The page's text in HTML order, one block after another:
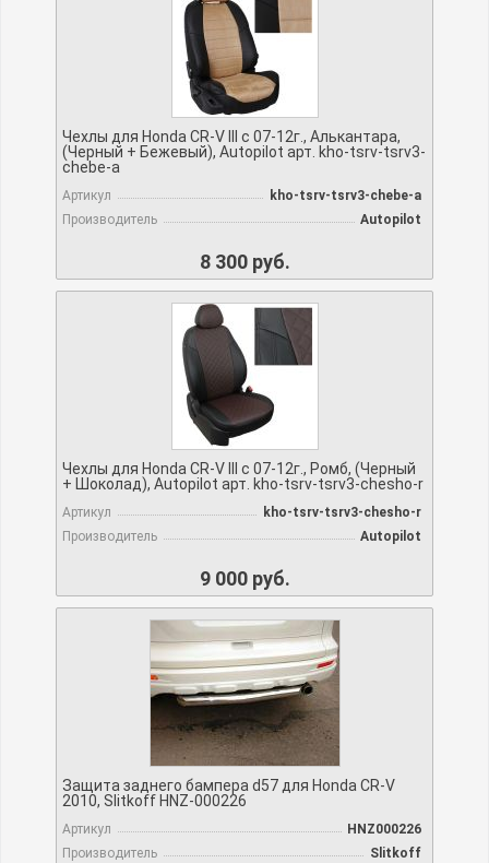
Чехлы для Honda CR-V III с 07-12г., Алькантара,
(Черный + Бежевый), Autopilot арт. kho-tsrv-tsrv3-
chebe-a
Артикул
kho-tsrv-tsrv3-chebe-a
Производитель
Autopilot
8 300 руб.
Чехлы для Honda CR-V III с 07-12г., Ромб, (Черный
+ Шоколад), Autopilot арт. kho-tsrv-tsrv3-chesho-r
Артикул
kho-tsrv-tsrv3-chesho-r
Производитель
Autopilot
9 000 руб.
Защита заднего бампера d57 для Honda CR-V
2010, Slitkoff HNZ-000226
Артикул
HNZ000226
Производитель
Slitkoff